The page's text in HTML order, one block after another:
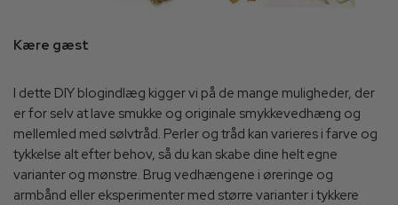
Kære gæst
I dette DIY blogindlæg kigger vi på de mange muligheder, der
er for selv at lave smukke og originale smykkevedhæng og
mellemled med sølvtråd. Perler og tråd kan varieres i farve og
tykkelse alt efter behov, så du kan skabe dine helt egne
varianter og mønstre. Brug vedhængene i øreringe og
armbånd eller eksperimenter med større varianter i tykkere